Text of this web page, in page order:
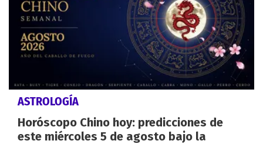
ASTROLOGÍA
Horóscopo Chino hoy: predicciones de
este miércoles 5 de agosto bajo la